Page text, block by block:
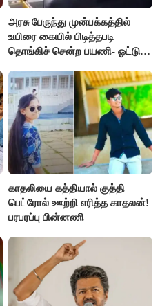
அரசு பேருந்து முன்பக்கத்தில்
உயிரை கையில் பிடித்தபடி
தொங்கிச் சென்ற பயணி- ஓட்டுநர்
காதலியை கத்தியால் குத்தி
பெட்ரோல் ஊற்றி எரித்த காதலன்!
பரபரப்பு பின்னணி